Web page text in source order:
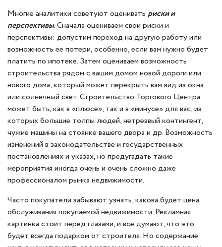
Многие аналитики советуют оценивать риски и
перспективы. Сначала оцениваем свои риски и
перспективы: допустим переход на другую работу или
возможность ее потери, особенно, если вам нужно будет
платить по ипотеке. Затем оцениваем возможность
строительства рядом с вашим домом новой дороги или
нового дома, который может перекрыть вам вид из окна
или солнечный свет. Строительство Торгового Центра
может быть, как в «плюсе», так и в «минусе» для вас, из
которых большие толпы людей, нетрезвый контингент,
чужие машины на стоянке вашего двора и др. Возможность
изменений в законодательстве и государственных
постановлениях и указах, но предугадать такие
мероприятия иногда очень и очень сложно даже
профессионалом рынка недвижимости.
Часто покупатели забывают узнать, какова будет цена
обслуживания покупаемой недвижимости. Рекламная
картинка стоит перед глазами, и все думают, что это
будет всегда подарком от строителя. Но содержание